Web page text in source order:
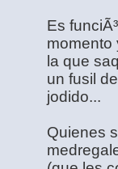
Es
momento
la que
un fusil
jodido...
Quienes